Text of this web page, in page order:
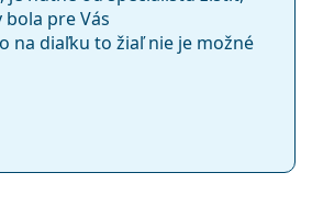
bola pre Vás
na diaľku to žiaľ nie je možné